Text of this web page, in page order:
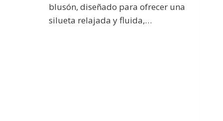
blusón, diseñado para ofrecer una
silueta relajada y fluida,…